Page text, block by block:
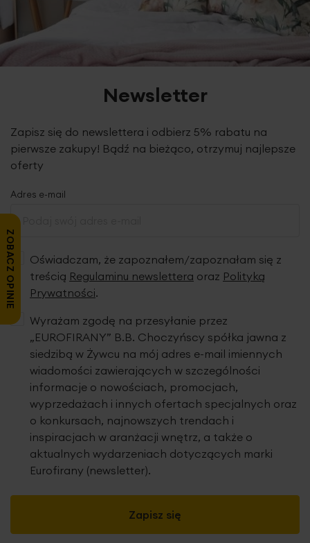
trakcie użytkowania ręczników pylenie całkowicie ustępuje,
jednocześnie zwiększa się ich puszystość i chłonność.
Newsletter
Zapisz się do newslettera i odbierz 5% rabatu na
pierwsze zakupy! Bądź na bieżąco, otrzymuj najlepsze
oferty
Adres e-mail
Oświadczam, że zapoznałem/zapoznałam się z
treścią Regulaminu newslettera oraz Polityką
Prywatności.
Zapisz się
Wyrażam zgodę na przesyłanie przez
„EUROFIRANY” B.B. Choczyńscy spółka jawna z
siedzibą w Żywcu na mój adres e-mail imiennych
wiadomości zawierających w szczególności
informacje o nowościach, promocjach,
wyprzedażach i innych ofertach specjalnych oraz
o konkursach, najnowszych trendach i
inspiracjach w aranżacji wnętrz, a także o
aktualnych wydarzeniach dotyczących marki
Eurofirany (newsletter).
ZOBACZ OPINIE